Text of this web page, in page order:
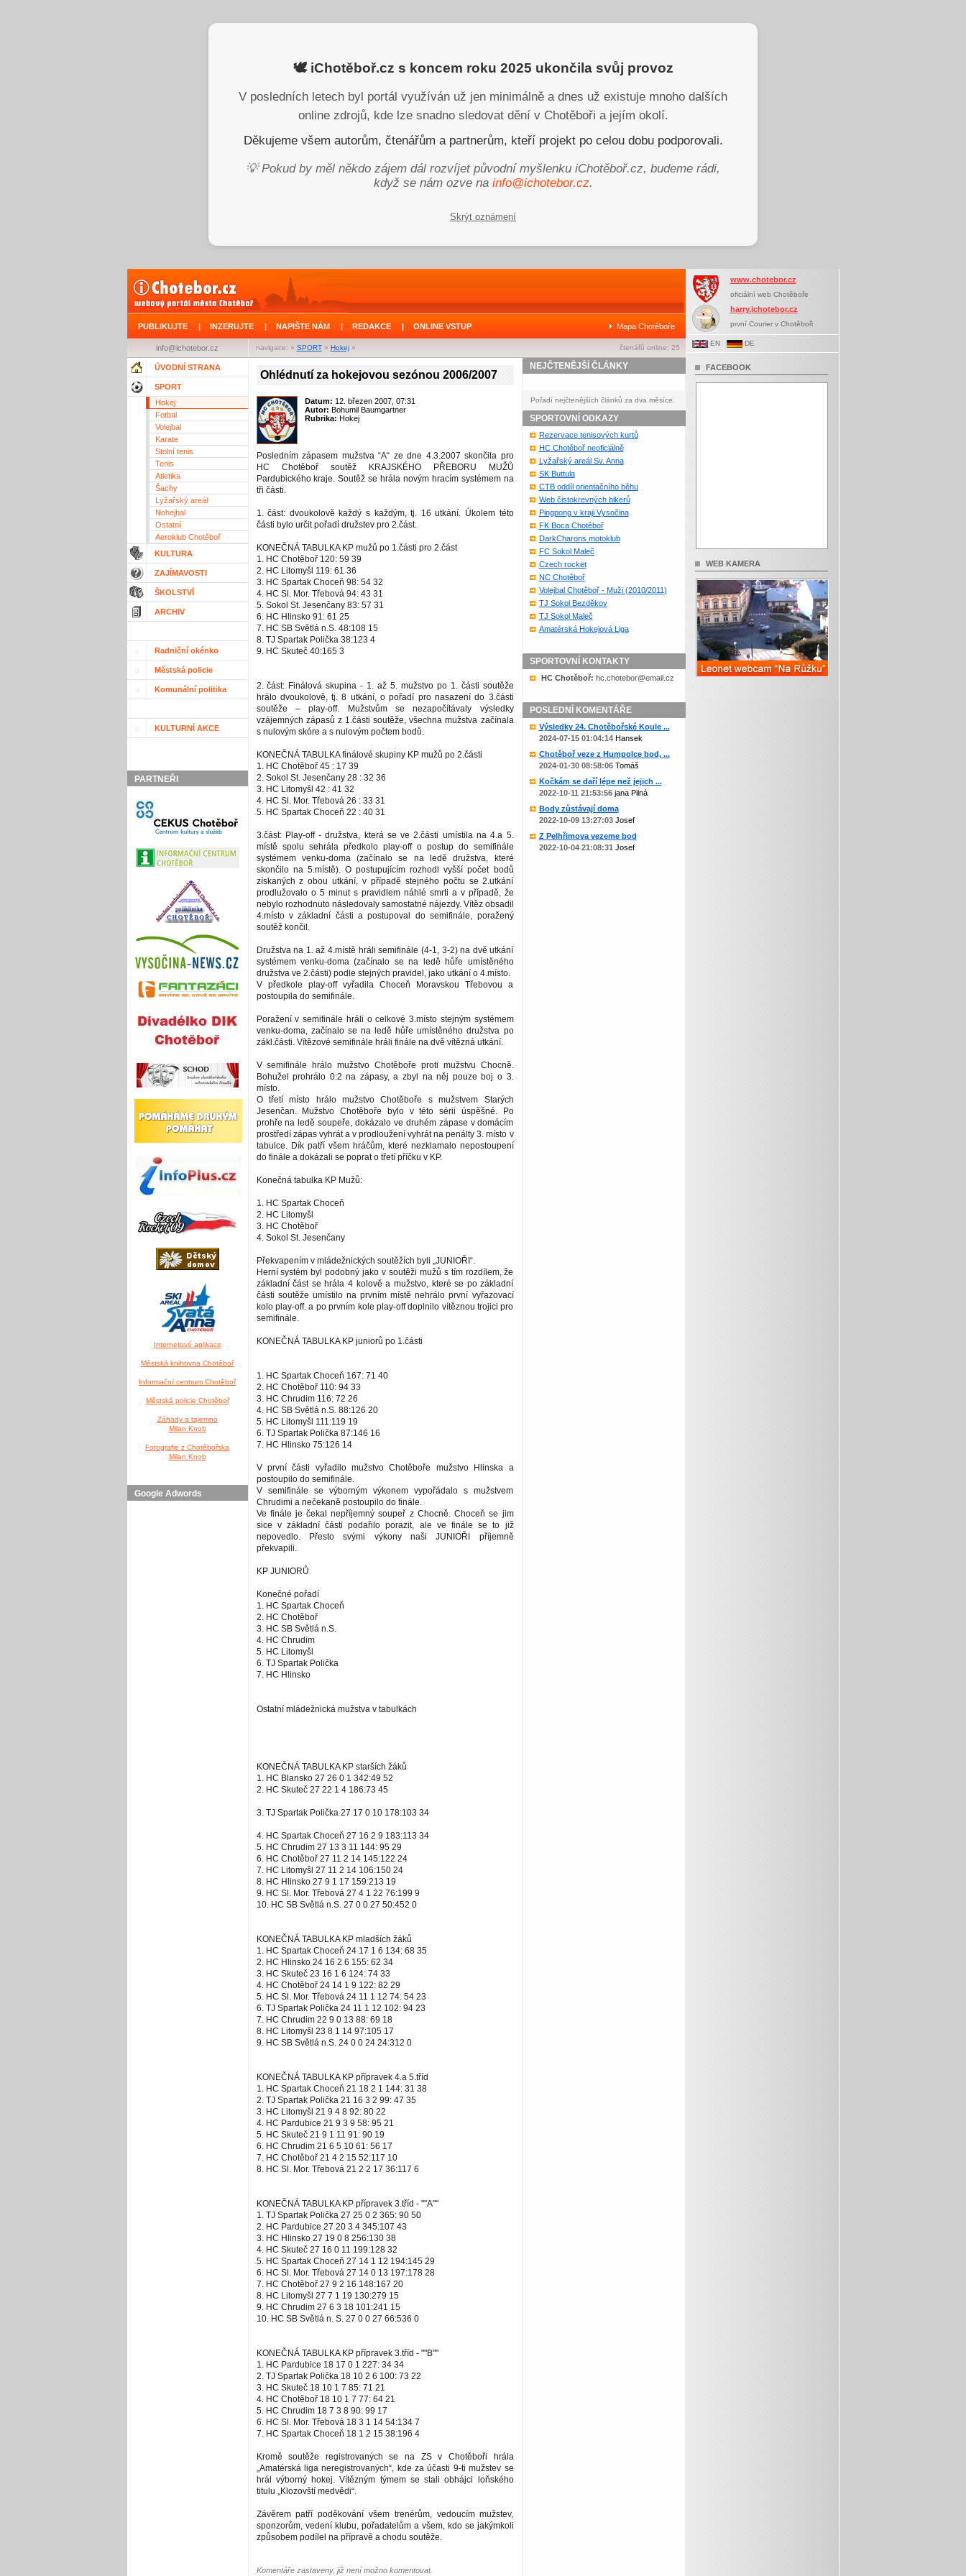
🕊️ iChotěboř.cz s koncem roku 2025 ukončila svůj provoz
V posledních letech byl portál využíván už jen minimálně a dnes už existuje mnoho dalších
online zdrojů, kde lze snadno sledovat dění v Chotěboři a jejím okolí.
Děkujeme všem autorům, čtenářům a partnerům, kteří projekt po celou dobu podporovali.
💡 Pokud by měl někdo zájem dál rozvíjet původní myšlenku iChotěboř.cz, budeme rádi,
když se nám ozve na info@ichotebor.cz.
Skrýt oznámení
PUBLIKUJTE | INZERUJTE | NAPIŠTE NÁM | REDAKCE | ONLINE VSTUP Mapa Chotěboře
navigace: » SPORT» Hokej» čtenářů online: 25
info@ichotebor.cz
ÚVODNÍ STRANA
SPORT
Hokej
Fotbal
Volejbal
Karate
Stolní tenis
Tenis
Atletika
Šachy
Lyžařský areál
Nohejbal
Ostatní
Aeroklub Chotěboř
KULTURA
ZAJÍMAVOSTI
ŠKOLSTVÍ
ARCHIV
Radniční okénko
Městská policie
Komunální politika
KULTURNÍ AKCE
PARTNEŘI
Internetové aplikace
Městská knihovna Chotěboř
Informační centrum Chotěboř
Městská policie Chotěboř
Záhady a tajemno
Milan Knob
Fotografie z Chotěbořska
Milan Knob
Google Adwords
Ohlédnutí za hokejovou sezónou 2006/2007
Datum: 12. březen 2007, 07:31
Autor: Bohumil Baumgartner
Rubrika: Hokej
Posledním zápasem mužstva “A“ ze dne 4.3.2007 skončila pro
HC Chotěboř soutěž KRAJSKÉHO PŘEBORU MUŽŮ
Pardubického kraje. Soutěž se hrála novým hracím systémem na
tři části.
1. část: dvoukolově každý s každým, tj. 16 utkání. Úkolem této
části bylo určit pořadí družstev pro 2.část.
KONEČNÁ TABULKA KP mužů po 1.části pro 2.část
1. HC Chotěboř 120: 59 39
2. HC Litomyšl 119: 61 36
3. HC Spartak Choceň 98: 54 32
4. HC Sl. Mor. Třebová 94: 43 31
5. Sokol St. Jesenčany 83: 57 31
6. HC Hlinsko 91: 61 25
7. HC SB Světlá n.S. 48:108 15
8. TJ Spartak Polička 38:123 4
9. HC Skuteč 40:165 3
2. část: Finálová skupina - 1. až 5. mužstvo po 1. části soutěže
hrálo dvoukolově, tj. 8 utkání, o pořadí pro nasazení do 3.části
soutěže – play-off. Mužstvům se nezapočítávaly výsledky
vzájemných zápasů z 1.části soutěže, všechna mužstva začínala
s nulovým skóre a s nulovým počtem bodů.
KONEČNÁ TABULKA finálové skupiny KP mužů po 2.části
1. HC Chotěboř 45 : 17 39
2. Sokol St. Jesenčany 28 : 32 36
3. HC Litomyšl 42 : 41 32
4. HC Sl. Mor. Třebová 26 : 33 31
5. HC Spartak Choceň 22 : 40 31
3.část: Play-off - družstva, která se ve 2.části umístila na 4.a 5.
místě spolu sehrála předkolo play-off o postup do semifinále
systémem venku-doma (začínalo se na ledě družstva, které
skončilo na 5.místě). O postupujícím rozhodl vyšší počet bodů
získaných z obou utkání, v případě stejného počtu se 2.utkání
prodlužovalo o 5 minut s pravidlem náhlé smrti a v případě, že
nebylo rozhodnuto následovaly samostatné nájezdy. Vítěz obsadil
4.místo v základní části a postupoval do semifinále, poražený
soutěž končil.
Družstva na 1. až 4.místě hráli semifinále (4-1, 3-2) na dvě utkání
systémem venku-doma (začínalo se na ledě hůře umístěného
družstva ve 2.části) podle stejných pravidel, jako utkání o 4.místo.
V předkole play-off vyřadila Choceň Moravskou Třebovou a
postoupila do semifinále.
Poražení v semifinále hráli o celkové 3.místo stejným systémem
venku-doma, začínalo se na ledě hůře umístěného družstva po
zákl.části. Vítězové semifinále hráli finále na dvě vítězná utkání.
V semifinále hrálo mužstvo Chotěboře proti mužstvu Chocně.
Bohužel prohrálo 0:2 na zápasy, a zbyl na něj pouze boj o 3.
místo.
O třetí místo hrálo mužstvo Chotěboře s mužstvem Starých
Jesenčan. Mužstvo Chotěboře bylo v této sérii úspěšné. Po
prohře na ledě soupeře, dokázalo ve druhém zápase v domácím
prostředí zápas vyhrát a v prodloužení vyhrát na penálty 3. místo v
tabulce. Dík patří všem hráčům, které nezklamalo nepostoupení
do finále a dokázali se poprat o třetí příčku v KP.
Konečná tabulka KP Mužů:
1. HC Spartak Choceň
2. HC Litomyšl
3. HC Chotěboř
4. Sokol St. Jesenčany
Překvapením v mládežnických soutěžích byli „JUNIOŘI“.
Herní systém byl podobný jako v soutěži mužů s tím rozdílem, že
základní část se hrála 4 kolově a mužstvo, které se po základní
části soutěže umístilo na prvním místě nehrálo první vyřazovací
kolo play-off. a po prvním kole play-off doplnilo vítěznou trojici pro
semifinále.
KONEČNÁ TABULKA KP juniorů po 1.části
1. HC Spartak Choceň 167: 71 40
2. HC Chotěboř 110: 94 33
3. HC Chrudim 116: 72 26
4. HC SB Světlá n.S. 88:126 20
5. HC Litomyšl 111:119 19
6. TJ Spartak Polička 87:146 16
7. HC Hlinsko 75:126 14
V první části vyřadilo mužstvo Chotěboře mužstvo Hlinska a
postoupilo do semifinále.
V semifinále se výborným výkonem vypořádalo s mužstvem
Chrudimi a nečekaně postoupilo do finále.
Ve finále je čekal nepříjemný soupeř z Chocně. Choceň se jim
sice v základní části podařilo porazit, ale ve finále se to již
nepovedlo. Přesto svými výkony naši JUNIOŘI příjemně
překvapili.
KP JUNIORŮ
Konečné pořadí
1. HC Spartak Choceň
2. HC Chotěboř
3. HC SB Světlá n.S.
4. HC Chrudim
5. HC Litomyšl
6. TJ Spartak Polička
7. HC Hlinsko
Ostatní mládežnická mužstva v tabulkách
KONEČNÁ TABULKA KP starších žáků
1. HC Blansko 27 26 0 1 342:49 52
2. HC Skuteč 27 22 1 4 186:73 45
3. TJ Spartak Polička 27 17 0 10 178:103 34
4. HC Spartak Choceň 27 16 2 9 183:113 34
5. HC Chrudim 27 13 3 11 144: 95 29
6. HC Chotěboř 27 11 2 14 145:122 24
7. HC Litomyšl 27 11 2 14 106:150 24
8. HC Hlinsko 27 9 1 17 159:213 19
9. HC Sl. Mor. Třebová 27 4 1 22 76:199 9
10. HC SB Světlá n.S. 27 0 0 27 50:452 0
KONEČNÁ TABULKA KP mladších žáků
1. HC Spartak Choceň 24 17 1 6 134: 68 35
2. HC Hlinsko 24 16 2 6 155: 62 34
3. HC Skuteč 23 16 1 6 124: 74 33
4. HC Chotěboř 24 14 1 9 122: 82 29
5. HC Sl. Mor. Třebová 24 11 1 12 74: 54 23
6. TJ Spartak Polička 24 11 1 12 102: 94 23
7. HC Chrudim 22 9 0 13 88: 69 18
8. HC Litomyšl 23 8 1 14 97:105 17
9. HC SB Světlá n.S. 24 0 0 24 24:312 0
KONEČNÁ TABULKA KP přípravek 4.a 5.tříd
1. HC Spartak Choceň 21 18 2 1 144: 31 38
2. TJ Spartak Polička 21 16 3 2 99: 47 35
3. HC Litomyšl 21 9 4 8 92: 80 22
4. HC Pardubice 21 9 3 9 58: 95 21
5. HC Skuteč 21 9 1 11 91: 90 19
6. HC Chrudim 21 6 5 10 61: 56 17
7. HC Chotěboř 21 4 2 15 52:117 10
8. HC Sl. Mor. Třebová 21 2 2 17 36:117 6
KONEČNÁ TABULKA KP přípravek 3.tříd - ""A""
1. TJ Spartak Polička 27 25 0 2 365: 90 50
2. HC Pardubice 27 20 3 4 345:107 43
3. HC Hlinsko 27 19 0 8 256:130 38
4. HC Skuteč 27 16 0 11 199:128 32
5. HC Spartak Choceň 27 14 1 12 194:145 29
6. HC Sl. Mor. Třebová 27 14 0 13 197:178 28
7. HC Chotěboř 27 9 2 16 148:167 20
8. HC Litomyšl 27 7 1 19 130:279 15
9. HC Chrudim 27 6 3 18 101:241 15
10. HC SB Světlá n. S. 27 0 0 27 66:536 0
KONEČNÁ TABULKA KP přípravek 3.tříd - ""B""
1. HC Pardubice 18 17 0 1 227: 34 34
2. TJ Spartak Polička 18 10 2 6 100: 73 22
3. HC Skuteč 18 10 1 7 85: 71 21
4. HC Chotěboř 18 10 1 7 77: 64 21
5. HC Chrudim 18 7 3 8 90: 99 17
6. HC Sl. Mor. Třebová 18 3 1 14 54:134 7
7. HC Spartak Choceň 18 1 2 15 38:196 4
Kromě soutěže registrovaných se na ZS v Chotěboři hrála
„Amatérská liga neregistrovaných“, kde za účasti 9-ti mužstev se
hrál výborný hokej. Vítězným týmem se stali obhájci loňského
titulu „Klozovští medvědi“.
Závěrem patří poděkování všem trenérům, vedoucím mužstev,
sponzorům, vedení klubu, pořadatelům a všem, kdo se jakýmkoli
způsobem podílel na přípravě a chodu soutěže.
Komentáře zastaveny, již není možno komentovat.
NEJČTENĚJŠÍ ČLÁNKY
Pořadí nejčtenějších článků za dva měsíce.
SPORTOVNÍ ODKAZY
Rezervace tenisových kurtů
HC Chotěboř neoficiálně
Lyžařský areál Sv. Anna
SK Buttula
CTB oddíl orientačního běhu
Web čistokrevných bikerů
Pingpong v kraji Vysočina
FK Boca Chotěboř
DarkCharons motoklub
FC Sokol Maleč
Czech rocket
NC Chotěboř
Volejbal Chotěboř - Muži (2010/2011)
TJ Sokol Bezděkov
TJ Sokol Maleč
Amatérská Hokejová Liga
SPORTOVNÍ KONTAKTY
HC Chotěboř: zc.liame@robetohc.ch
POSLEDNÍ KOMENTÁŘE
Výsledky 24. Chotěbořské Koule ...
2024-07-15 01:04:14Hansek
Chotěboř veze z Humpolce bod, ...
2024-01-30 08:58:06Tomáš
Kočkám se daří lépe než jejich ...
2022-10-11 21:53:56jana Pilná
Body zůstávají doma
2022-10-09 13:27:03Josef
Z Pelhřimova vezeme bod
2022-10-04 21:08:31 Josef
www.chotebor.cz
oficiální web Chotěboře
harry.ichotebor.cz
první Courier v Chotěboři
EN DE
FACEBOOK
WEB KAMERA